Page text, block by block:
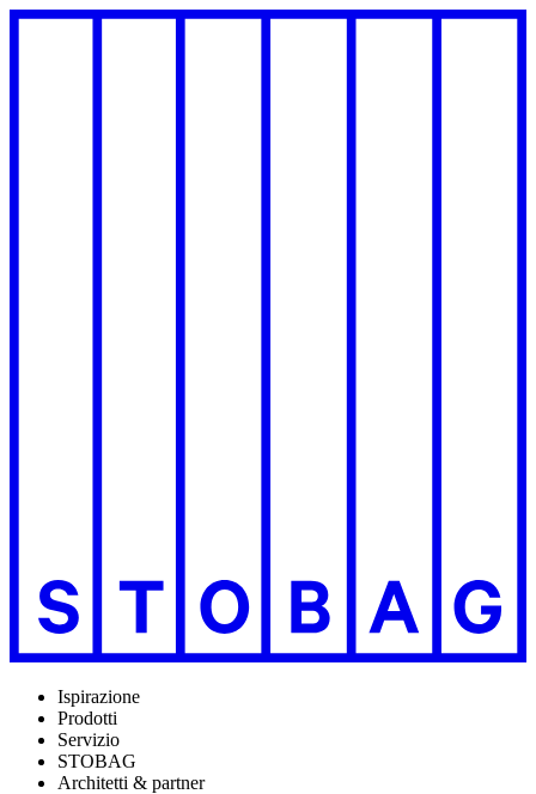
Ispirazione
Prodotti
Servizio
STOBAG
Architetti & partner